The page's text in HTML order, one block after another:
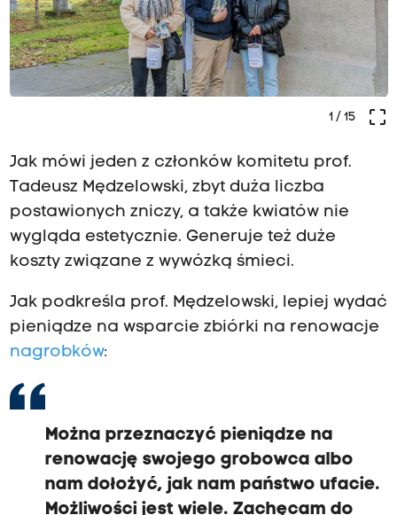
crop_free
1/ 15
Jak mówi jeden z członków komitetu prof.
Tadeusz Mędzelowski, zbyt duża liczba
postawionych zniczy, a także kwiatów nie
wygląda estetycznie. Generuje też duże
koszty związane z wywózką śmieci.
Jak podkreśla prof. Mędzelowski, lepiej wydać
pieniądze na wsparcie zbiórki na renowacje
nagrobków:
Można przeznaczyć pieniądze na
renowację swojego grobowca albo
nam dołożyć, jak nam państwo ufacie.
Możliwości jest wiele. Zachęcam do